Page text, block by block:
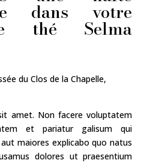
dans votre
thé Selma
du Clos de la Chapelle,
amet. Non facere voluptatem
et pariatur galisum qui
maiores explicabo quo natus
dolores ut praesentium